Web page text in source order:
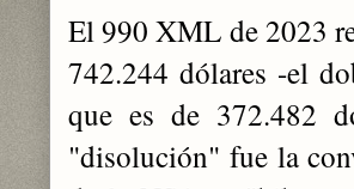
El 990 XML de 2023
742.244 dólares -el
que es de 372.482
"disolución" fue la